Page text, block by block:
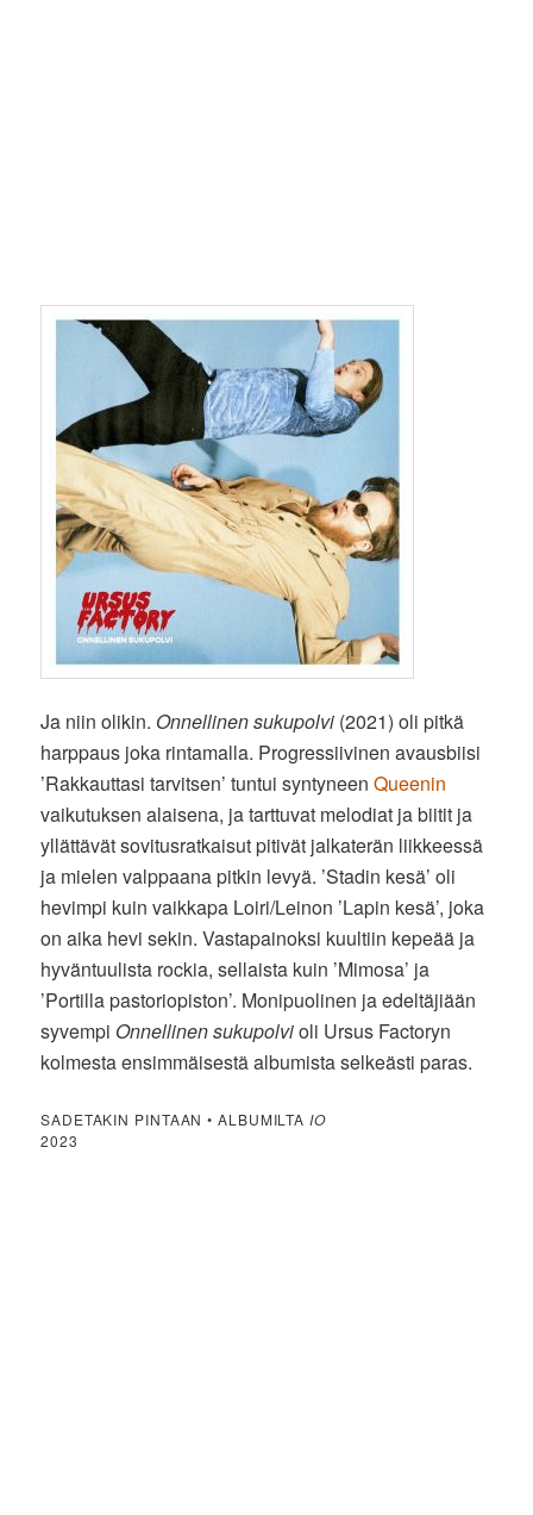
Ja niin olikin. Onnellinen sukupolvi (2021) oli pitkä
harppaus joka rintamalla. Progressiivinen avausbiisi
’Rakkauttasi tarvitsen’ tuntui syntyneenQueenin
vaikutuksen alaisena, ja tarttuvat melodiat ja biitit ja
yllättävät sovitusratkaisut pitivät jalkaterän liikkeessä
ja mielen valppaana pitkin levyä. ’Stadin kesä’ oli
hevimpi kuin vaikkapa Loiri/Leinon ’Lapin kesä’, joka
on aika hevi sekin. Vastapainoksi kuultiin kepeää ja
hyväntuulista rockia, sellaista kuin ’Mimosa’ ja
’Portilla pastoriopiston’. Monipuolinen ja edeltäjiään
syvempi Onnellinen sukupolvioli Ursus Factoryn
kolmesta ensimmäisestä albumista selkeästi paras.
SADETAKIN PINTAAN • ALBUMILTA IO
2023